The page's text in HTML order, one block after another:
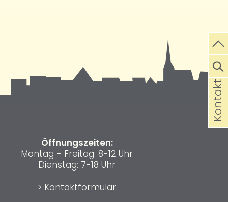
Öffnungszeiten:
Montag - Freitag: 8-12 Uhr
Dienstag: 7-18 Uhr
> Kontaktformular
Kontakt